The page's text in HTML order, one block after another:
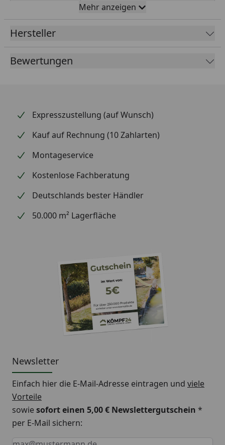
Breite:
Materialstärke:
2,5 mm
Mehr anzeigen
Hersteller
Bewertungen
Expresszustellung (auf Wunsch)
Kauf auf Rechnung (10 Zahlarten)
Montageservice
Kostenlose Fachberatung
Deutschlands bester Händler
50.000 m² Lagerfläche
Newsletter
Einfach hier die E-Mail-Adresse eintragen und viele
Vorteile
sowiesofort einen 5,00 € Newslettergutschein *
per E-Mail sichern:
Keine Eingabe erforderlich
Eingabe erforderlich
E-Mail *